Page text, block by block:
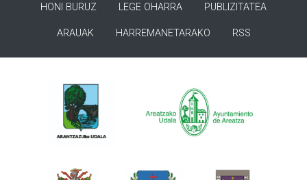
HONI BURUZ LEGE OHARRA PUBLIZITATEA
ARAUAK HARREMANETARAKO RSS